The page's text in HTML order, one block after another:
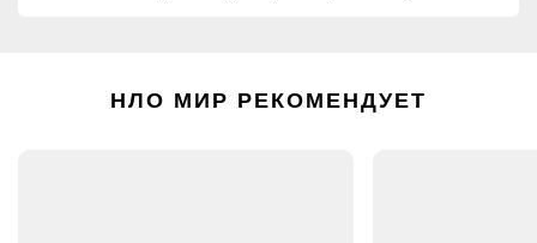
НЛО МИР РЕКОМЕНДУЕТ